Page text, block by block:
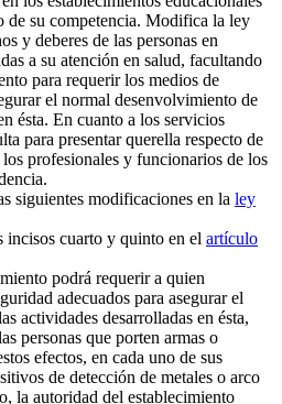
de su competencia. Modifica la ley
y deberes de las personas en
a su atención en salud, facultando
para requerir los medios de
el normal desenvolvimiento de
ésta. En cuanto a los servicios
para presentar querella respecto de
profesionales y funcionarios de los
siguientes modificaciones en la ley
cuarto y quinto en el artículo
podrá requerir a quien
adecuados para asegurar el
actividades desarrolladas en ésta,
personas que porten armas o
efectos, en cada uno de sus
de detección de metales o arco
la autoridad del establecimiento